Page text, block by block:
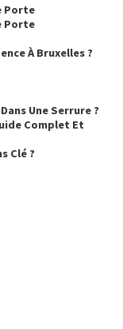
Porte
Porte
À Bruxelles ?
Une Serrure ?
Complet Et
Clé ?